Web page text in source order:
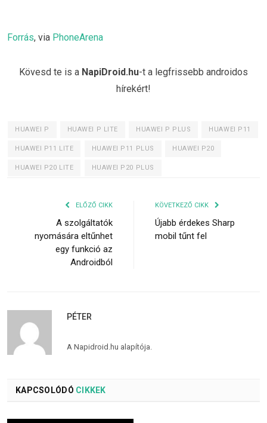
Forrás, via PhoneArena
Kövesd te is a NapiDroid.hu-t a legfrissebb androidos
hírekért!
HUAWEI P HUAWEI P LITE HUAWEI P PLUS HUAWEI P11
HUAWEI P11 LITE HUAWEI P11 PLUS HUAWEI P20
HUAWEI P20 LITE HUAWEI P20 PLUS
ELŐZŐ CIKK
A szolgáltatók
nyomására eltűnhet
egy funkció az
Androidból
KÖVETKEZŐ CIKK
Újabb érdekes Sharp
mobil tűnt fel
PÉTER
A Napidroid.hu alapítója.
KAPCSOLÓDÓ CIKKEK